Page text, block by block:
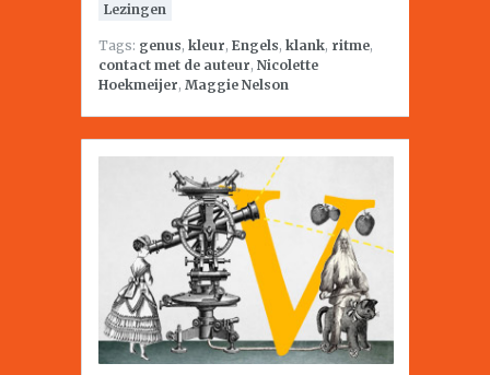
Lezingen
Tags: genus, kleur, Engels, klank, ritme,
contact met de auteur, Nicolette
Hoekmeijer, Maggie Nelson